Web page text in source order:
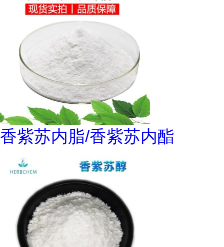
香紫苏内脂/香紫苏内酯